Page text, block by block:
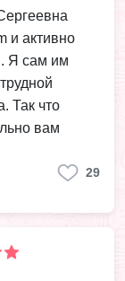
и активно
Я сам им
Так что
вам
29